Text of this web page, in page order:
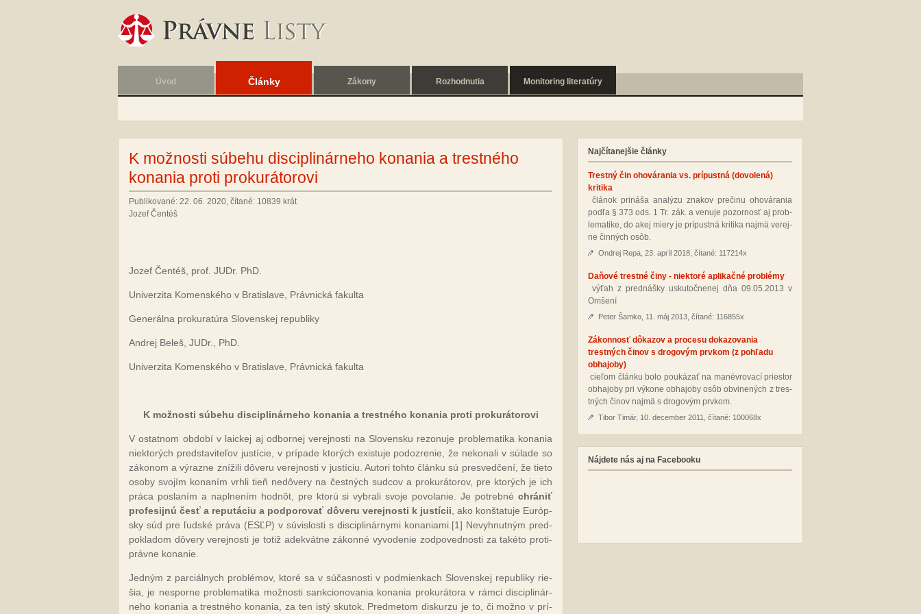
Úvod Články Zákony Rozhodnutia Monitoring literatúry
K možnosti súbehu disciplinárneho konania a trestného
konania proti prokurátorovi
Publikované: 22. 06. 2020, čítané: 10839 krát
Jozef Čentéš
Jo­zef Čen­téš, prof. JUDr. PhD.
Uni­ver­zi­ta Ko­men­ské­ho v Bra­tis­la­ve, Práv­nic­ká fa­kul­ta
Ge­ne­rál­na pro­ku­ra­tú­ra Slo­ven­skej re­pub­li­ky
An­drej Be­leš, JUDr., PhD.
Uni­ver­zi­ta Ko­men­ské­ho v Bra­tis­la­ve, Práv­nic­ká fa­kul­ta
K mož­nos­ti sú­be­hu dis­cip­li­nár­ne­ho ko­na­nia a tres­tné­ho ko­na­nia pro­ti pro­ku­rá­to­ro­vi
V os­tat­nom ob­do­bí v laic­kej aj od­bor­nej ve­rej­nos­ti na Slo­ven­sku re­zo­nu­je prob­le­ma­ti­ka ko­na­nia
niek­to­rých pred­sta­vi­te­ľov jus­tí­cie, v prí­pa­de kto­rých exis­tu­je po­doz­re­nie, že ne­ko­na­li v sú­la­de so
zá­ko­nom a vý­raz­ne zní­ži­li dô­ve­ru ve­rej­nos­ti v jus­tí­ciu. Auto­ri toh­to člán­ku sú pres­ved­če­ní, že tie­to
oso­by svo­jím ko­na­ním vrh­li tieň ne­dô­ve­ry na čes­tných sud­cov a pro­ku­rá­to­rov, pre kto­rých je ich
prá­ca pos­la­ním a napl­ne­ním hod­nôt, pre kto­rú si vy­bra­li svo­je po­vo­la­nie. Je pot­reb­né chrá­niť
pro­fe­sij­nú česť a re­pu­tá­ciu a pod­po­ro­vať dô­ve­ru ve­rej­nos­ti k jus­tí­cii , ako kon­šta­tu­je Európ­
sky súd pre ľud­ské prá­va (ESĽP) v sú­vis­los­ti s dis­cip­li­nár­ny­mi ko­na­nia­mi. [1] Ne­vyh­nut­ným pred­
pok­la­dom dô­ve­ry ve­rej­nos­ti je to­tiž adek­vát­ne zá­kon­né vy­vo­de­nie zod­po­ved­nos­ti za ta­ké­to proti­
práv­ne ko­na­nie.
Jed­ným z par­ciál­nych prob­lé­mov, kto­ré sa v sú­čas­nos­ti v pod­mien­kach Slo­ven­skej re­pub­li­ky rie­
šia, je nes­por­ne prob­le­ma­ti­ka mož­nos­ti san­kcio­no­va­nia ko­na­nia pro­ku­rá­to­ra v rám­ci dis­cip­li­nár­
ne­ho ko­na­nia a tres­tné­ho ko­na­nia, za ten is­tý sku­tok. Pred­me­tom dis­kur­zu je to, či mož­no v prí­
Najčítanejšie články
Trestný čin ohovárania vs. prípustná (dovolená)
kritika
člá­nok pri­ná­ša ana­lý­zu zna­kov pre­či­nu oho­vá­ra­nia
pod­ľa § 373 ods. 1 Tr. zák. a ve­nu­je po­zor­nosť aj prob­
le­ma­ti­ke, do akej mie­ry je prí­pus­tná kri­ti­ka naj­mä ve­rej­
ne čin­ných osôb.
Ondrej Repa, 23. apríl 2018, čítané: 117214x
Daňové trestné činy - niektoré aplikačné problémy
vý­ťah z pred­náš­ky us­ku­toč­ne­nej dňa 09.05.2013 v
Om­še­ní
Peter Šamko, 11. máj 2013, čítané: 116855x
Zákonnosť dôkazov a procesu dokazovania
trestných činov s drogovým prvkom (z pohľadu
obhajoby)
cie­ľom člán­ku bo­lo pou­ká­zať na ma­név­ro­va­cí pries­tor
ob­ha­jo­by pri vý­ko­ne ob­ha­jo­by osôb ob­vi­ne­ných z tres­
tných či­nov naj­mä s dro­go­vým pr­vkom.
Tibor Timár, 10. december 2011, čítané: 100068x
Nájdete nás aj na Facebooku